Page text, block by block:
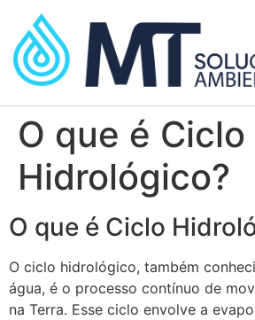
O que é Ciclo
Hidrológico?
O que é Ciclo
O ciclo hidrológico, também
água, é o processo contínuo de
na Terra. Esse ciclo envolve a